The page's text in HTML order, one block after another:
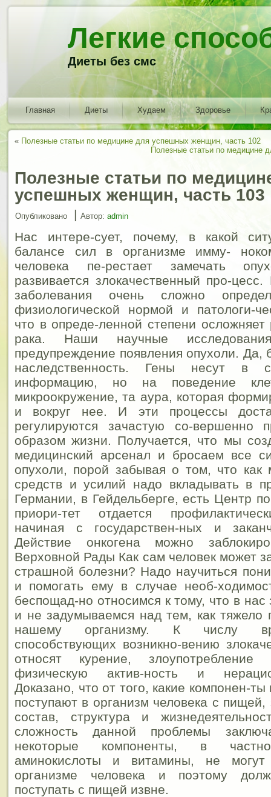
Легкие
Диеты без смс
Главная Диеты Худаем Здоровье
« Полезные статьи по медицине для успешных женщин, часть 102
Полезные статьи по медицине
Полезные статьи по
успешных женщин, часть 103
Опубликовано | Автор: admin
Нас интере-сует, почему, в какой
балансе сил в организме имму-
человека пе-рестает замечать
развивается злокачественный про-
заболевания очень сложно
физиологической нормой и патологи-
что в опреде-ленной степени
рака. Наши научные
предупреждение появления опухоли. Да,
наследственность. Гены несут в
информацию, но на поведение
микроокружение, та аура, которая
и вокруг нее. И эти процессы
регулируются зачастую со-
образом жизни. Получается, что мы
медицинский арсенал и бросаем все
опухоли, порой забывая о том, что как
средств и усилий надо вкладывать в
Германии, в Гейдельберге, есть Центр
приори-тет отдается
начиная с государствен-ных и
Действие онкогена можно
Верховной Рады Как сам человек может
страшной болезни? Надо научиться
и помогать ему в случае необ-
беспощад-но относимся к тому, что в
и не задумываемся над тем, как тяжело
нашему организму. К числу
способствующих возникно-вению
относят курение, злоупотребление
физическую актив-ность и
Доказано, что от того, какие компонен-ты
поступают в организм человека с
состав, структура и
сложность данной проблемы
некоторые компоненты, в
аминокислоты и витамины, не могут
организме человека и поэтому
поступать с пищей извне.